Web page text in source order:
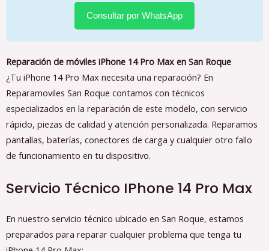
Consultar por WhatsApp
Reparación de móviles iPhone 14 Pro Max en San Roque
¿Tu iPhone 14 Pro Max necesita una reparación? En
Reparamoviles San Roque contamos con técnicos
especializados en la reparación de este modelo, con servicio
rápido, piezas de calidad y atención personalizada. Reparamos
pantallas, baterías, conectores de carga y cualquier otro fallo
de funcionamiento en tu dispositivo.
Servicio Técnico IPhone 14 Pro Max
En nuestro servicio técnico ubicado en San Roque, estamos
preparados para reparar cualquier problema que tenga tu